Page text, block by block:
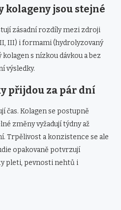
kolageny jsou stejné
zásadní rozdíly mezi zdroji
III) i formami (hydrolyzovaný
s nízkou dávkou a bez
výsledky.
přijdou za pár dní
čas. Kolagen se postupně
změny vyžadují týdny až
Trpělivost a konzistence se ale
opakovaně potvrzují
pleti, pevnosti nehtů i